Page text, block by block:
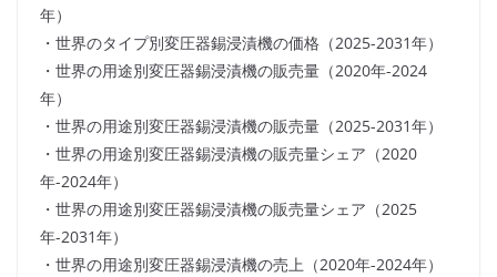
年）
・世界のタイプ別変圧器錫浸漬機の価格（2025-2031年）
・世界の用途別変圧器錫浸漬機の販売量（2020年-2024
年）
・世界の用途別変圧器錫浸漬機の販売量（2025-2031年）
・世界の用途別変圧器錫浸漬機の販売量シェア（2020
年-2024年）
・世界の用途別変圧器錫浸漬機の販売量シェア（2025
年-2031年）
・世界の用途別変圧器錫浸漬機の売上（2020年-2024年）